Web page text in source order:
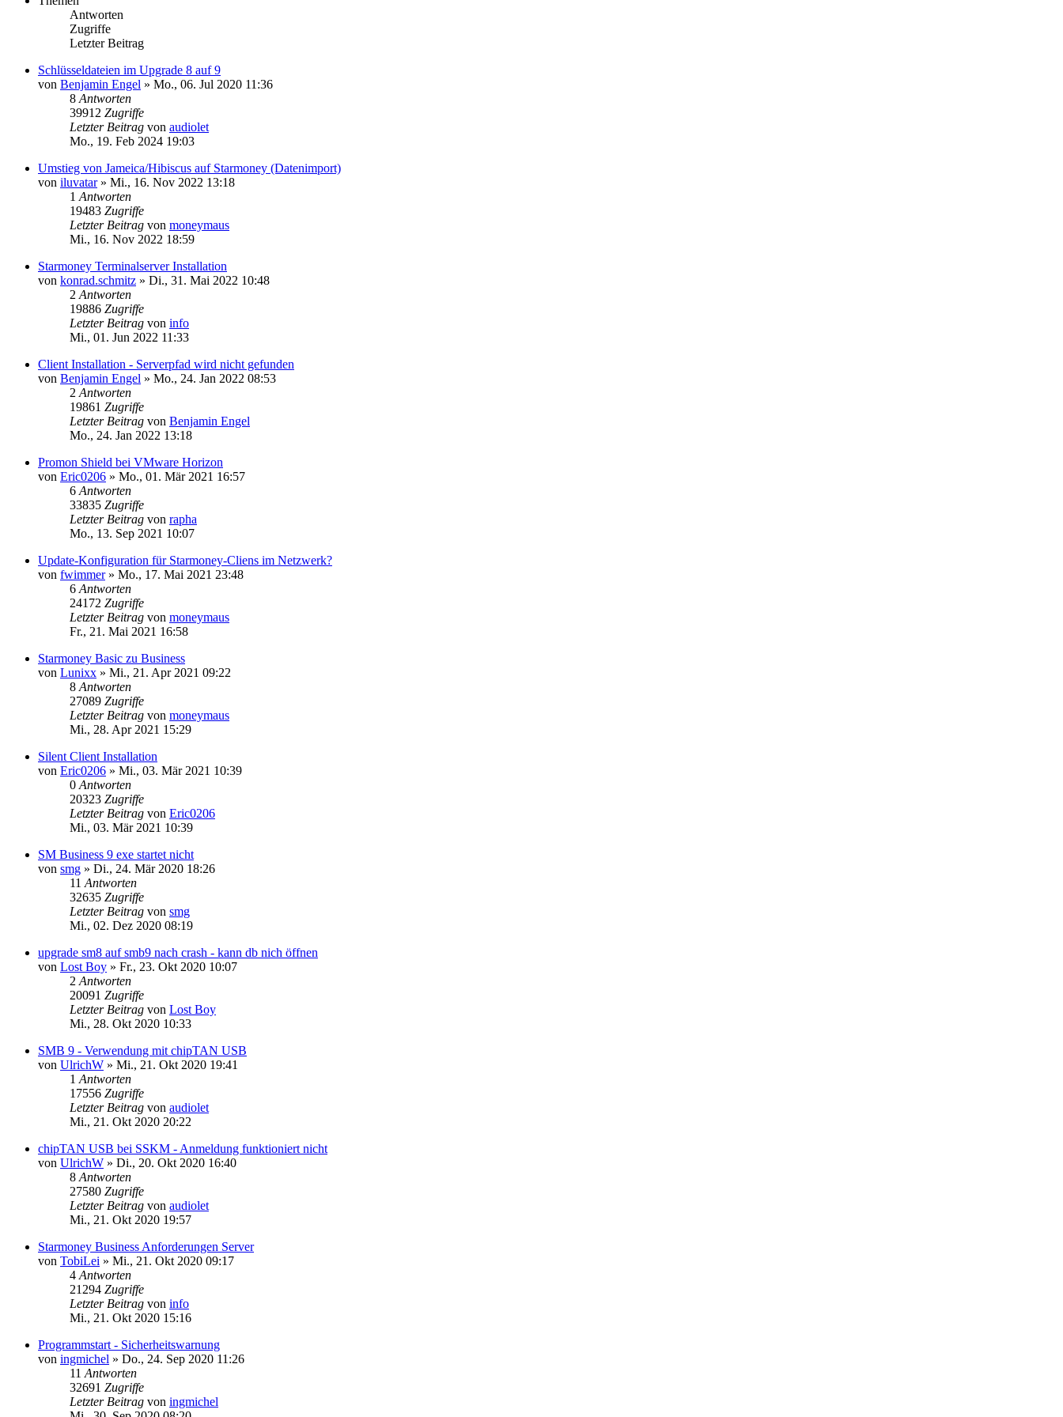
Antworten
Zugriffe
Letzter Beitrag
Schlüsseldateien im Upgrade 8 auf 9
von Benjamin Engel » Mo., 06. Jul 2020 11:36
8 Antworten
39912 Zugriffe
Letzter Beitrag von audiolet
Mo., 19. Feb 2024 19:03
Umstieg von Jameica/Hibiscus auf Starmoney (Datenimport)
von iluvatar» Mi., 16. Nov 2022 13:18
1 Antworten
19483 Zugriffe
Letzter Beitrag von moneymaus
Mi., 16. Nov 2022 18:59
Starmoney Terminalserver Installation
von konrad.schmitz » Di., 31. Mai 2022 10:48
2 Antworten
19886 Zugriffe
Letzter Beitrag von info
Mi., 01. Jun 2022 11:33
Client Installation - Serverpfad wird nicht gefunden
von Benjamin Engel » Mo., 24. Jan 2022 08:53
2 Antworten
19861 Zugriffe
Letzter Beitrag von Benjamin Engel
Mo., 24. Jan 2022 13:18
Promon Shield bei VMware Horizon
von Eric0206 » Mo., 01. Mär 2021 16:57
6 Antworten
33835 Zugriffe
Letzter Beitrag von rapha
Mo., 13. Sep 2021 10:07
Update-Konfiguration für Starmoney-Cliens im Netzwerk?
von fwimmer» Mo., 17. Mai 2021 23:48
6 Antworten
24172 Zugriffe
Letzter Beitrag von moneymaus
Fr., 21. Mai 2021 16:58
Starmoney Basic zu Business
von Lunixx » Mi., 21. Apr 2021 09:22
8 Antworten
27089 Zugriffe
Letzter Beitrag von moneymaus
Mi., 28. Apr 2021 15:29
Silent Client Installation
von Eric0206 » Mi., 03. Mär 2021 10:39
0 Antworten
20323 Zugriffe
Letzter Beitrag von Eric0206
Mi., 03. Mär 2021 10:39
SM Business 9 exe startet nicht
von smg » Di., 24. Mär 2020 18:26
11 Antworten
32635 Zugriffe
Letzter Beitrag von smg
Mi., 02. Dez 2020 08:19
upgrade sm8 auf smb9 nach crash - kann db nich öffnen
von Lost Boy » Fr., 23. Okt 2020 10:07
2 Antworten
20091 Zugriffe
Letzter Beitrag von Lost Boy
Mi., 28. Okt 2020 10:33
SMB 9 - Verwendung mit chipTAN USB
von UlrichW » Mi., 21. Okt 2020 19:41
1 Antworten
17556 Zugriffe
Letzter Beitrag von audiolet
Mi., 21. Okt 2020 20:22
chipTAN USB bei SSKM - Anmeldung funktioniert nicht
von UlrichW » Di., 20. Okt 2020 16:40
8 Antworten
27580 Zugriffe
Letzter Beitrag von audiolet
Mi., 21. Okt 2020 19:57
Starmoney Business Anforderungen Server
von TobiLei » Mi., 21. Okt 2020 09:17
4 Antworten
21294 Zugriffe
Letzter Beitrag von info
Mi., 21. Okt 2020 15:16
Programmstart - Sicherheitswarnung
von ingmichel » Do., 24. Sep 2020 11:26
11 Antworten
32691 Zugriffe
Letzter Beitrag von ingmichel